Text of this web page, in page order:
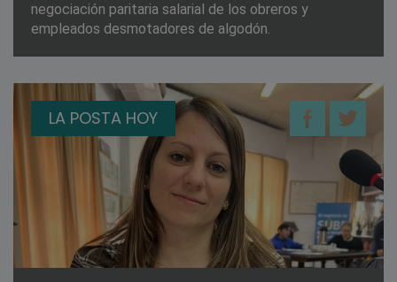
negociación paritaria salarial de los obreros y
empleados desmotadores de algodón.
LA POSTA HOY